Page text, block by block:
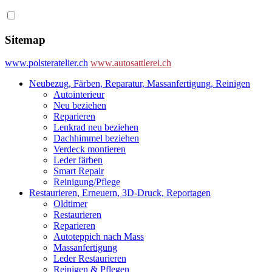
Sitemap
www.polsteratelier.ch www.autosattlerei.ch
Neubezug, Färben, Reparatur, Massanfertigung, Reinigen
Autointerieur
Neu beziehen
Reparieren
Lenkrad neu beziehen
Dachhimmel beziehen
Verdeck montieren
Leder färben
Smart Repair
Reinigung/Pflege
Restaurieren, Erneuern, 3D-Druck, Reportagen
Oldtimer
Restaurieren
Reparieren
Autoteppich nach Mass
Massanfertigung
Leder Restaurieren
Reinigen & Pflegen